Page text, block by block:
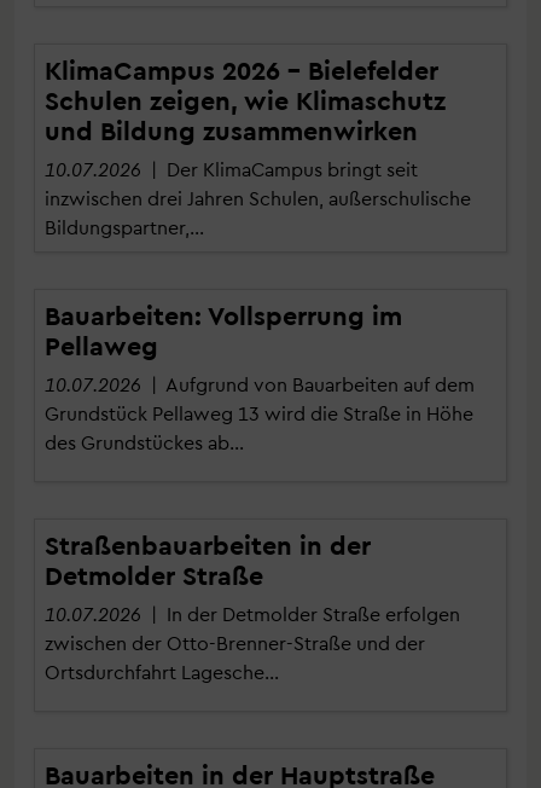
KlimaCampus 2026 – Bielefelder
Schulen zeigen, wie Klimaschutz
und Bildung zusammenwirken
10.07.2026 | Der KlimaCampus bringt seit
inzwischen drei Jahren Schulen, außerschulische
Bildungspartner,…
Bauarbeiten: Vollsperrung im
Pellaweg
10.07.2026 | Aufgrund von Bauarbeiten auf dem
Grundstück Pellaweg 13 wird die Straße in Höhe
des Grundstückes ab…
Straßenbauarbeiten in der
Detmolder Straße
10.07.2026 | In der Detmolder Straße erfolgen
zwischen der Otto-Brenner-Straße und der
Ortsdurchfahrt Lagesche…
Bauarbeiten in der Hauptstraße